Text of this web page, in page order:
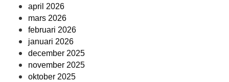
april 2026
mars 2026
februari 2026
januari 2026
december 2025
november 2025
oktober 2025